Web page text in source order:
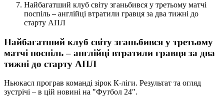
Найбагатший клуб світу зганьбився у третьому матчі
поспіль – англійці втратили гравця за два тижні до
старту АПЛ
Найбагатший клуб світу зганьбився у третьому
матчі поспіль – англійці втратили гравця за два
тижні до старту АПЛ
Ньюкасл програв команді зірок К-ліги. Результат та огляд
зустрічі – в цій новині на "Футбол 24".